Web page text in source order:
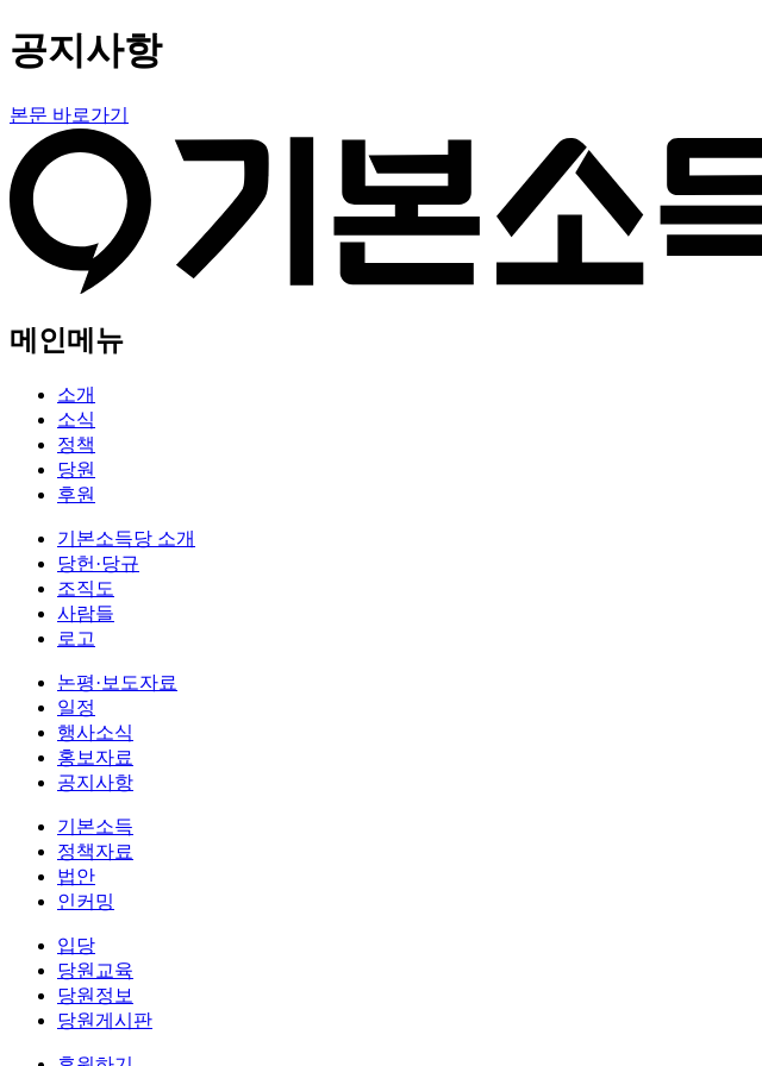
공지사항
본문 바로가기
메인메뉴
소개
소식
정책
당원
후원
기본소득당 소개
당헌·당규
조직도
사람들
로고
논평·보도자료
일정
행사소식
홍보자료
공지사항
기본소득
정책자료
법안
인커밍
입당
당원교육
당원정보
당원게시판